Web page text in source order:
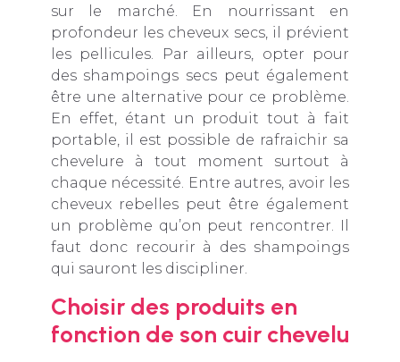
sur le marché. En nourrissant en
profondeur les cheveux secs, il prévient
les pellicules. Par ailleurs, opter pour
des shampoings secs peut également
être une alternative pour ce problème.
En effet, étant un produit tout à fait
portable, il est possible de rafraichir sa
chevelure à tout moment surtout à
chaque nécessité. Entre autres, avoir les
cheveux rebelles peut être également
un problème qu’on peut rencontrer. Il
faut donc recourir à des shampoings
qui sauront les discipliner.
Choisir des produits en
fonction de son cuir chevelu